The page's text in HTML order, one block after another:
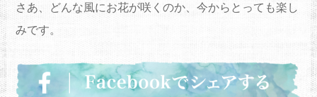
さあ、どんな風にお花が咲くのか、今からとっても楽し
みです。